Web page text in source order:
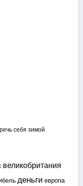
себя зимой
великобритания
деньги европа